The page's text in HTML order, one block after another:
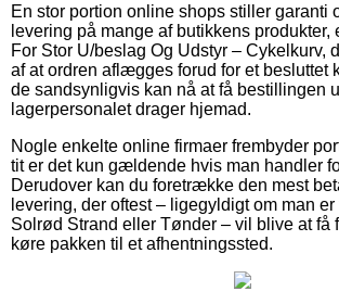
En stor portion online shops stiller garanti
levering på mange af butikkens produkter,
For Stor U/beslag Og Udstyr – Cykelkurv,
af at ordren aflægges forud for et besluttet
de sandsynligvis kan nå at få bestillingen
lagerpersonalet drager hjemad.
Nogle enkelte online firmaer frembyder
tit er det kun gældende hvis man handler
Derudover kan du foretrække den mest
levering, der oftest – ligegyldigt om man
Solrød Strand eller Tønder – vil blive at få
køre pakken til et afhentningssted.